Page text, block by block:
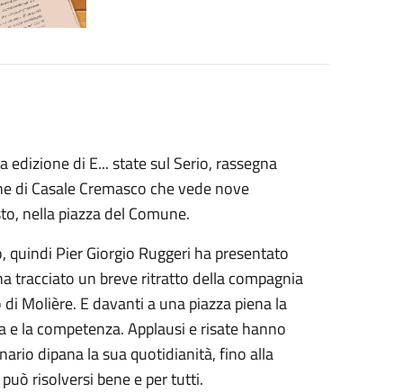
di E... state sul Serio, rassegna
di Casale Cremasco che vede nove
nella piazza del Comune.
Pier Giorgio Ruggeri ha presentato
tracciato un breve ritratto della compagnia
Molière. E davanti a una piazza piena la
la competenza. Applausi e risate hanno
dipana la sua quotidianità, fino alla
risolversi bene e per tutti.